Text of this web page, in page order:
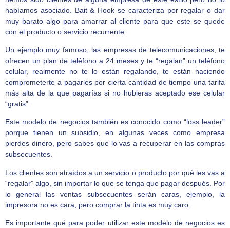
habíamos asociado. Bait & Hook se caracteriza por regalar o dar
muy barato algo para amarrar al cliente para que este se quede
con el producto o servicio recurrente.
Un ejemplo muy famoso, las empresas de telecomunicaciones, te
ofrecen un plan de teléfono a 24 meses y te “regalan” un teléfono
celular, realmente no te lo están regalando, te están haciendo
comprometerte a pagarles por cierta cantidad de tiempo una tarifa
más alta de la que pagarías si no hubieras aceptado ese celular
“gratis”.
Este modelo de negocios también es conocido como “loss leader”
porque tienen un subsidio, en algunas veces como empresa
pierdes dinero, pero sabes que lo vas a recuperar en las compras
subsecuentes.
Los clientes son atraídos a un servicio o producto por qué les vas a
“regalar” algo, sin importar lo que se tenga que pagar después. Por
lo general las ventas subsecuentes serán caras, ejemplo, la
impresora no es cara, pero comprar la tinta es muy caro.
Es importante qué para poder utilizar este modelo de negocios es